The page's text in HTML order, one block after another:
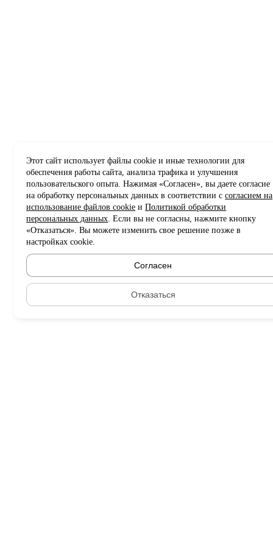
Этот сайт использует файлы cookie и иные технологии для
обеспечения работы сайта, анализа трафика и улучшения
пользовательского опыта. Нажимая «Согласен», вы даете согласие
на обработку персональных данных в соответствии ссогласием на
использование файлов cookie иПолитикой обработки
персональных данных. Если вы не согласны, нажмите кнопку
«Отказаться». Вы можете изменить свое решение позже в
настройках cookie.
Согласен
Отказаться